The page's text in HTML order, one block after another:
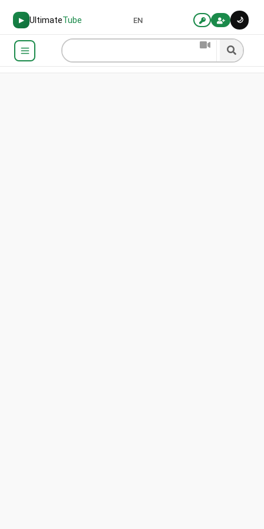
▶ UltimateTube 🌙
EN